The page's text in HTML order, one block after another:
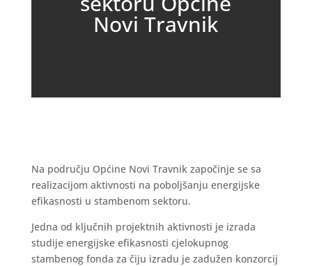
Novi Travnik
Na području Općine Novi Travnik započinje se sa
realizacijom aktivnosti na poboljšanju energijske
efikasnosti u stambenom sektoru.
Jedna od ključnih projektnih aktivnosti je izrada
studije energijske efikasnosti cjelokupnog
stambenog fonda za čiju izradu je zadužen konzorcij